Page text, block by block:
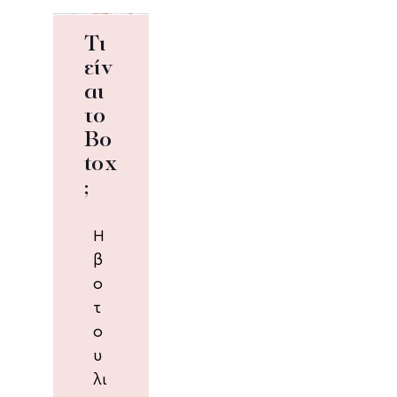
Τι
είν
αι
το
Bo
tox
;
Η
β
ο
τ
ο
υ
λι